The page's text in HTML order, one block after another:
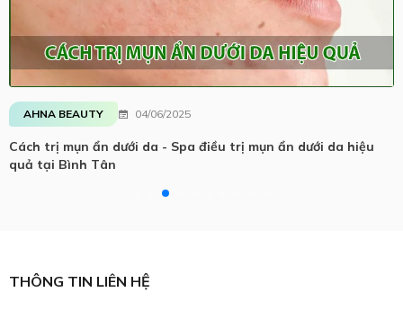
AHNA BEAUTY 04/06/2025
Cách trị mụn ẩn dưới da - Spa điều trị mụn ẩn dưới da hiệu
quả tại Bình Tân
THÔNG TIN LIÊN HỆ